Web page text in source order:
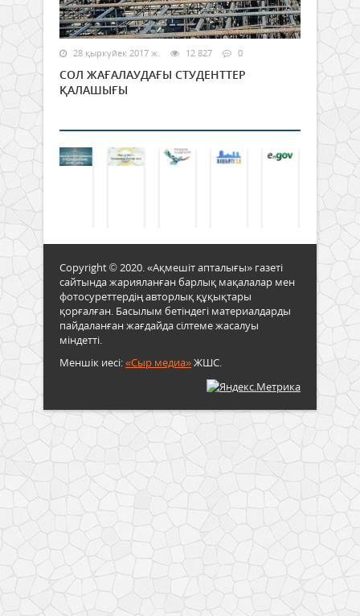
28 қыркүйек 2017 ж. 12 827 0
СОЛ ЖАҒАЛАУДАҒЫ СТУДЕНТТЕР
ҚАЛАШЫҒЫ
Copyright © 2020. «Ақмешіт апталығы» газеті
сайтында жарияланған барлық мақалалар мен
фотосуреттердің авторлық құқықтары
қорғалған. Басылым бетіндегі материалдарды
пайдаланған жағдайда сілтеме жасалуы
міндетті.
Меншік иесі:«Сыр медиа»ЖШС.